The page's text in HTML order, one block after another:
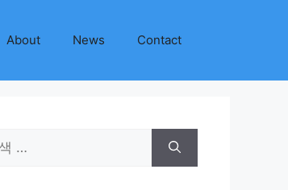
About News Contact